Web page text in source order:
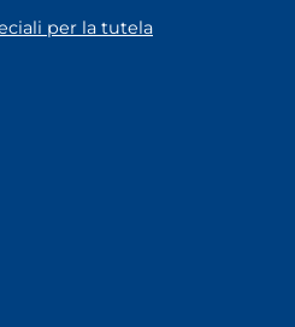
per la tutela